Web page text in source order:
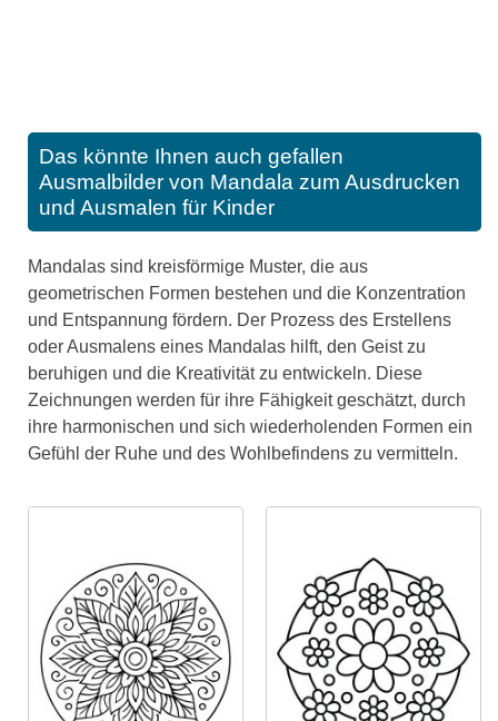
Das könnte Ihnen auch gefallen
Ausmalbilder von Mandala zum Ausdrucken
und Ausmalen für Kinder
Mandalas sind kreisförmige Muster, die aus
geometrischen Formen bestehen und die Konzentration
und Entspannung fördern. Der Prozess des Erstellens
oder Ausmalens eines Mandalas hilft, den Geist zu
beruhigen und die Kreativität zu entwickeln. Diese
Zeichnungen werden für ihre Fähigkeit geschätzt, durch
ihre harmonischen und sich wiederholenden Formen ein
Gefühl der Ruhe und des Wohlbefindens zu vermitteln.